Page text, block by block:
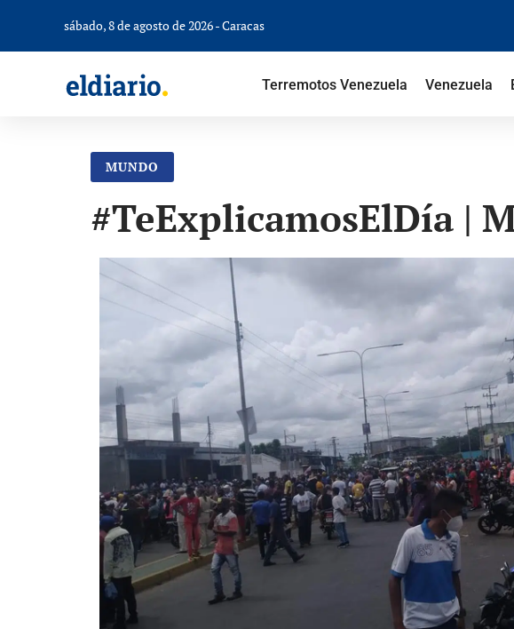
sábado, 8 de agosto de 2026 - Caracas
Terremotos Venezuela Venezuela
MUNDO
#TeExplicamosElDía |